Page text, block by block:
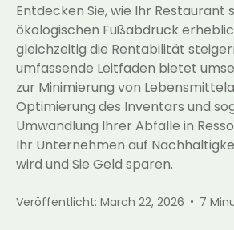
Entdecken Sie, wie Ihr Restaurant
ökologischen Fußabdruck
gleichzeitig die Rentabilität
umfassende Leitfaden bietet
zur Minimierung von
Optimierung des Inventars und
Umwandlung Ihrer Abfälle in
Ihr Unternehmen auf
wird und Sie Geld sparen.
Veröffentlicht: March 22, 2026 7